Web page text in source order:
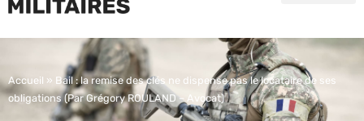
Accueil » Bail : la remise des clés ne dispense pas le locataire de ses
obligations (Par Grégory ROULAND – Avocat)